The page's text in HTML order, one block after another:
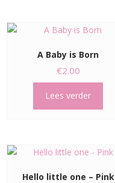
A Baby is Born
€2.00
Lees verder
Hello little one – Pink